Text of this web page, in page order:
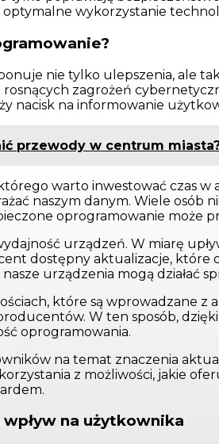
wykorzystanie
nie tylko ulepszenia, ale
zagrożeń
nacisk na informowanie
przewody w centrum
warto inwestować czas w
naszym danym. Wiele
oprogramowanie może
urządzeń. W miarę
dostępny aktualizacje,
urządzenia mogą działać
które są wprowadzane z
W ten sposób,
oprogramowania.
na temat znaczenia
z możliwości, jakie
na użytkownika